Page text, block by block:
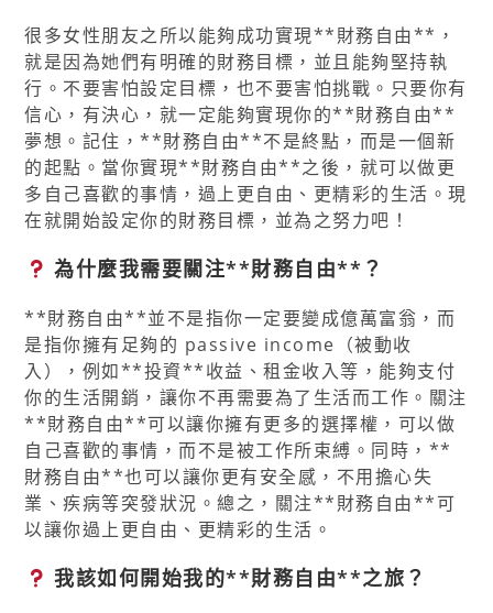
很多女性朋友之所以能夠成功實現**財務自由**，
就是因為她們有明確的財務目標，並且能夠堅持執
行。不要害怕設定目標，也不要害怕挑戰。只要你有
信心，有決心，就一定能夠實現你的**財務自由**
夢想。記住，**財務自由**不是終點，而是一個新
的起點。當你實現**財務自由**之後，就可以做更
多自己喜歡的事情，過上更自由、更精彩的生活。現
在就開始設定你的財務目標，並為之努力吧！
為什麼我需要關注**財務自由**？
**財務自由**並不是指你一定要變成億萬富翁，而
是指你擁有足夠的 passive income（被動收
入），例如**投資**收益、租金收入等，能夠支付
你的生活開銷，讓你不再需要為了生活而工作。關注
**財務自由**可以讓你擁有更多的選擇權，可以做
自己喜歡的事情，而不是被工作所束縛。同時，**
財務自由**也可以讓你更有安全感，不用擔心失
業、疾病等突發狀況。總之，關注**財務自由**可
以讓你過上更自由、更精彩的生活。
我該如何開始我的**財務自由**之旅？